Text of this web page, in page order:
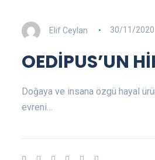
Elif Ceylan 30/11/2020
OEDİPUS’UN
Doğaya ve insana özgü hayal
evreni…